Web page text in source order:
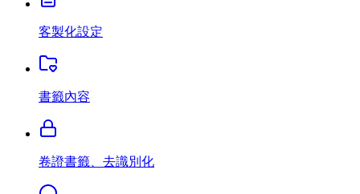
客製化設定
書籤內容
卷證書籤、去識別化